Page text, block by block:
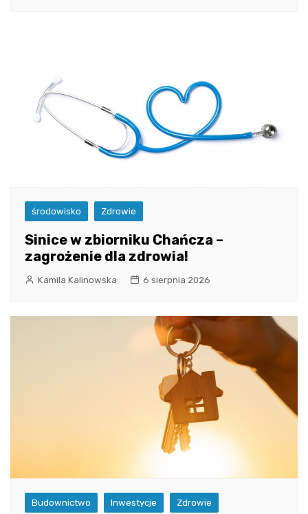
środowisko Zdrowie
Sinice w zbiorniku Chańcza –
zagrożenie dla zdrowia!
Kamila Kalinowska 6 sierpnia 2026
Budownictwo Inwestycje Zdrowie